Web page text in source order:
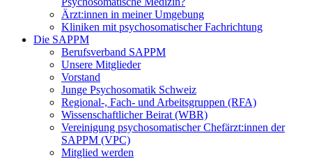
Ärzt:innen in meiner Umgebung
Kliniken mit psychosomatischer Fachrichtung
Die SAPPM
Berufsverband SAPPM
Unsere Mitglieder
Vorstand
Junge Psychosomatik Schweiz
Regional-, Fach- und Arbeitsgruppen (RFA)
Wissenschaftlicher Beirat (WBR)
Vereinigung psychosomatischer Chefärzt:innen der
SAPPM (VPC)
Mitglied werden